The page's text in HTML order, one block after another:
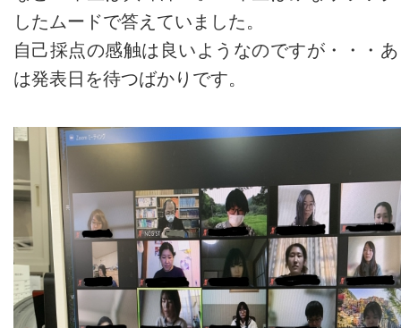
したムードで答えていました。
自己採点の感触は良いようなのですが・・・
は発表日を待つばかりです。